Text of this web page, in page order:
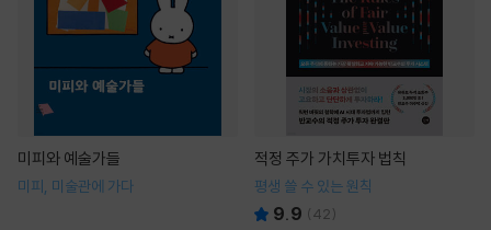
미피와 예술가들
미피, 미술관에 가다
적정 주가 가치투자 법칙
평생 쓸 수 있는 원칙
9.9 (42)